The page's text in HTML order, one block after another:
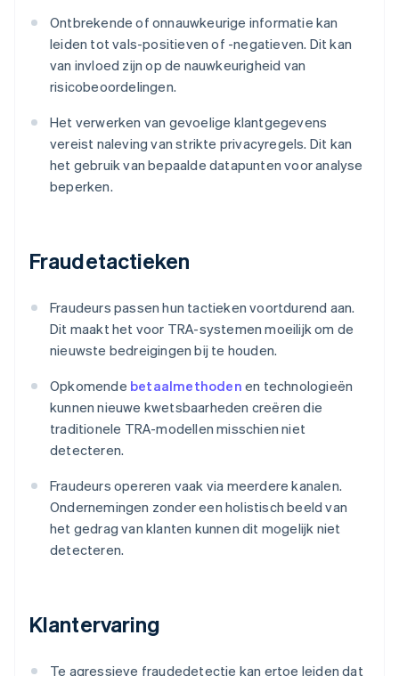
Ontbrekende of onnauwkeurige informatie kan
leiden tot vals-positieven of -negatieven. Dit kan
van invloed zijn op de nauwkeurigheid van
risicobeoordelingen.
Het verwerken van gevoelige klantgegevens
vereist naleving van strikte privacyregels. Dit kan
het gebruik van bepaalde datapunten voor analyse
beperken.
Fraudetactieken
Fraudeurs passen hun tactieken voortdurend aan.
Dit maakt het voor TRA-systemen moeilijk om de
nieuwste bedreigingen bij te houden.
Opkomende betaalmethoden en technologieën
kunnen nieuwe kwetsbaarheden creëren die
traditionele TRA-modellen misschien niet
detecteren.
Fraudeurs opereren vaak via meerdere kanalen.
Ondernemingen zonder een holistisch beeld van
het gedrag van klanten kunnen dit mogelijk niet
detecteren.
Klantervaring
Te agressieve fraudedetectie kan ertoe leiden dat